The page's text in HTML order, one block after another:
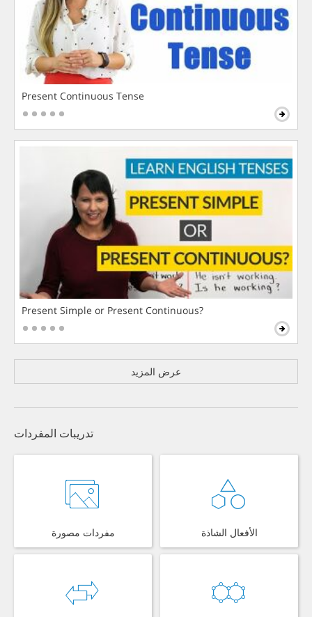
Present Continuous Tense
Present Simple or Present Continuous?
عرض المزيد
تدريبات المفردات
مفردات مصورة الأفعال الشاذة